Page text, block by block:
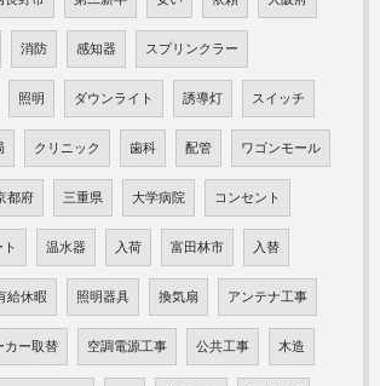
消防 感知器 スプリンクラー
照明 ダウンライト 誘導灯 スイッチ
クリニック 歯科 配管 ワゴンモール
都府 三重県 大学病院 コンセント
温水器 入荷 富田林市 入替
給休暇 照明器具 換気扇 アンテナ工事
カー取替 空調電源工事 公共工事 木造